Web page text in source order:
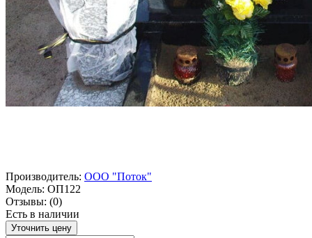
Производитель: ООО "Поток"
Модель: ОП122
Отзывы: (0)
Есть в наличии
Уточнить цену